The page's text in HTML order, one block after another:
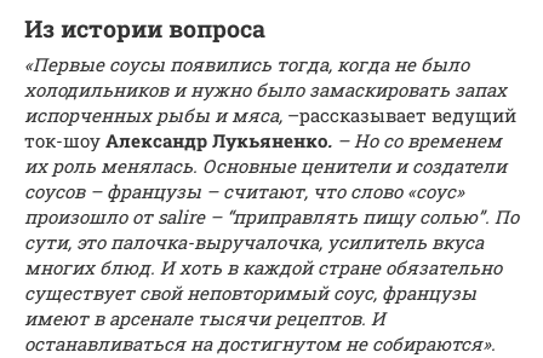
Из истории вопроса
«Первые соусы появились тогда, когда не было
холодильников и нужно было замаскировать запах
испорченных рыбы и мяса, –рассказывает ведущий
ток-шоу Александр Лукьяненко. – Но со временем
их роль менялась. Основные ценители и создатели
соусов – французы – считают, что слово «соус»
произошло от salire – “приправлять пищу солью”. По
сути, это палочка-выручалочка, усилитель вкуса
многих блюд. И хоть в каждой стране обязательно
существует свой неповторимый соус, французы
имеют в арсенале тысячи рецептов. И
останавливаться на достигнутом не собираются».